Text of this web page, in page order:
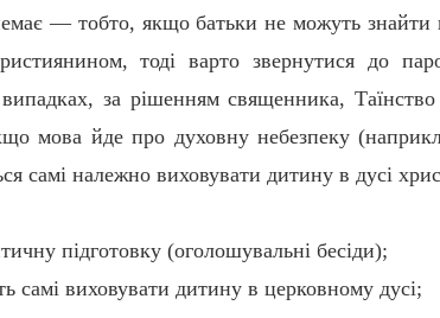
— тобто, якщо батьки не можуть знайти
тоді варто звернутися до
за рішенням священника,
мова йде про духовну небезпеку
самі належно виховувати дитину в дусі
підготовку (оголошувальні бесіди);
самі виховувати дитину в церковному дусі;